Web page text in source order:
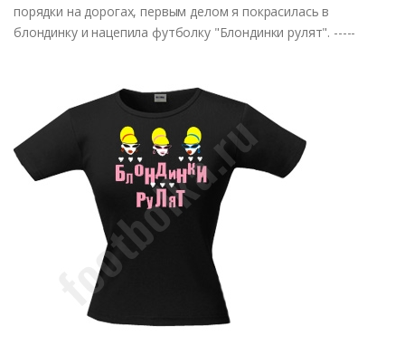
порядки на дорогах, первым делом я покрасилась в
блондинку и нацепила футболку "Блондинки рулят". -----